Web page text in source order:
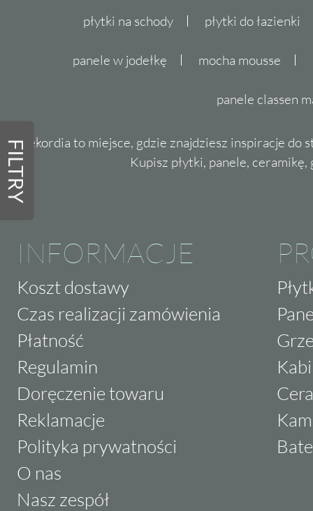
FILTRY
płytki na schody płytki do łazienki
panele w jodełkę mocha mousse
panele classen
Dekordia to miejsce, gdzie znajdziesz inspiracje do
Kupisz płytki, panele,
INFORMACJE
Koszt dostawy
Czas realizacji zamówienia
Płatność
Regulamin
Doręczenie towaru
Reklamacje
Polityka prywatności
O nas
Nasz zespół